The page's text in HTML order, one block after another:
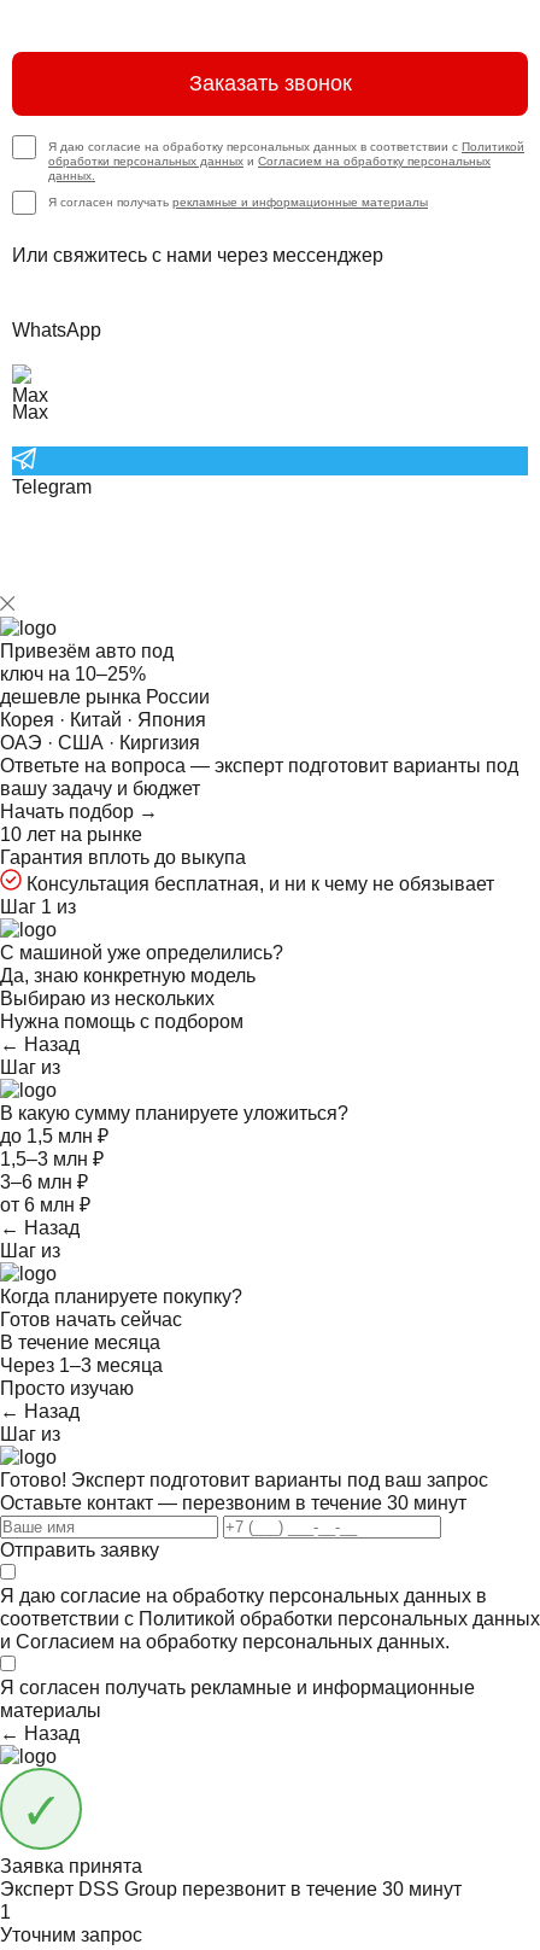
Заказать звонок
Я даю согласие на обработку персональных данных в соответствии с Политикой
обработки персональных данных и Согласием на обработку персональных
данных.
Я согласен получать рекламные и информационные материалы
Или свяжитесь с нами через мессенджер
WhatsApp
Max
Telegram
Привезём авто под
ключ на 10–25%
дешевле рынка России
Корея · Китай · Япония
ОАЭ · США · Киргизия
Ответьте на вопроса — эксперт подготовит варианты под
вашу задачу и бюджет
Начать подбор →
10 лет на рынке
Гарантия вплоть до выкупа
Консультация бесплатная, и ни к чему не обязывает
Шаг 1 из
С машиной уже определились?
Да, знаю конкретную модель
Выбираю из нескольких
Нужна помощь с подбором
← Назад
Шаг из
В какую сумму планируете уложиться?
до 1,5 млн ₽
1,5–3 млн ₽
3–6 млн ₽
от 6 млн ₽
← Назад
Шаг из
Когда планируете покупку?
Готов начать сейчас
В течение месяца
Через 1–3 месяца
Просто изучаю
← Назад
Шаг из
Готово! Эксперт подготовит варианты под ваш запрос
Оставьте контакт — перезвоним в течение 30 минут
Отправить заявку
Я даю согласие на обработку персональных данных в
соответствии с Политикой обработки персональных данных
и Согласием на обработку персональных данных.
Я согласен получать рекламные и информационные
материалы
← Назад
Заявка принята
Эксперт DSS Group перезвонит в течение 30 минут
1
Уточним запрос